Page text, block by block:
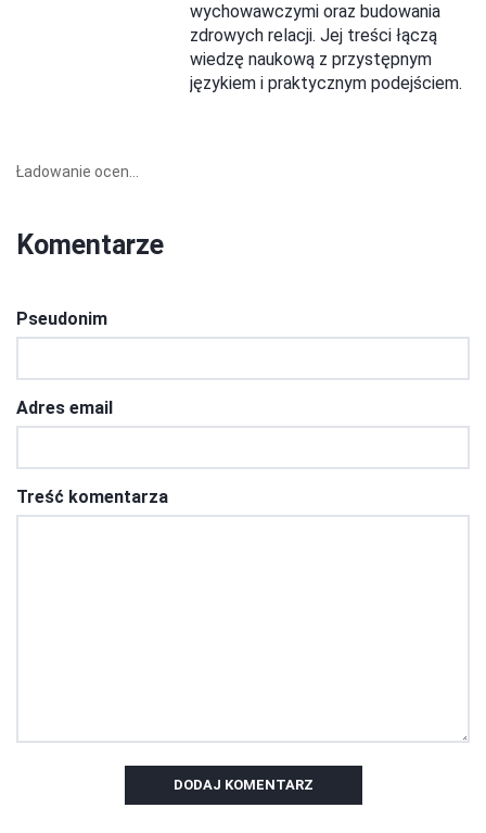
wychowawczymi oraz budowania
zdrowych relacji. Jej treści łączą
wiedzę naukową z przystępnym
językiem i praktycznym podejściem.
Ładowanie ocen...
Komentarze
Pseudonim
Adres email
Treść komentarza
DODAJ KOMENTARZ